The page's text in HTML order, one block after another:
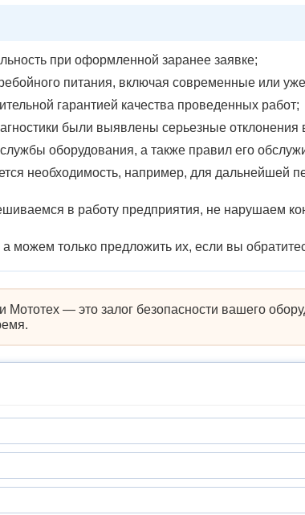
при оформленной заранее заявке;
питания, включая современные или
гарантией качества проведенных работ;
были выявлены серьезные
оборудования, а также правил его
необходимость, например, для дальнейшей
в работу предприятия, не нарушаем
можем только предложить их, если вы
— это залог безопасности вашего